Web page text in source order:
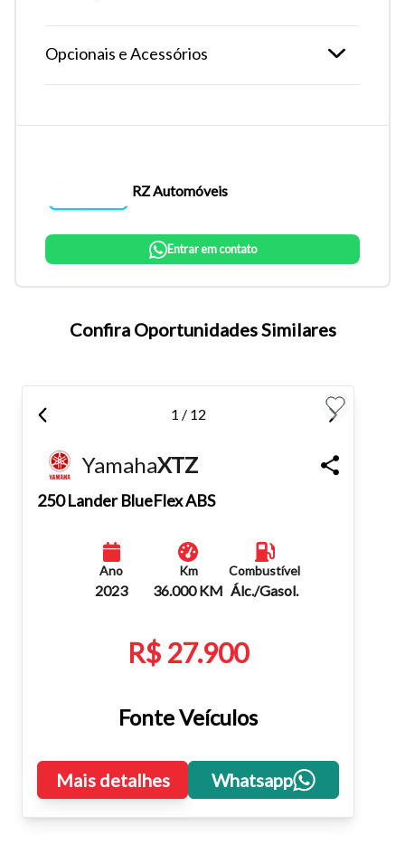
Tamanho do texto
atalhos Ctrl+ (para aumentar) e Ctrl- (para diminuir) no seu
teclado.
Fechar
Opcionais e Acessórios
RZ Automóveis
Entrar em contato
Confira Oportunidades Similares
1 / 12
YamahaXTZ
250 Lander BlueFlex ABS
Ano
2023
Km
36.000 KM
Combustível
Álc./Gasol.
R$ 27.900
Fonte Veículos
Mais detalhes Whatsapp